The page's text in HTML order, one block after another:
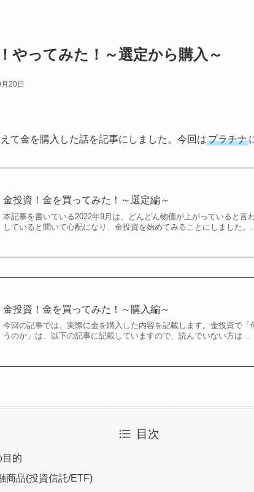
やってみた！～選定から購入～
20日
て金を購入した話を記事にしました。今回はプラチナ
金投資！金を買ってみた！～選定編～
本記事を書いている2022年9月は、どんどん物価が上がっていると言
していると聞いて心配になり、金投資を始めてみることにしました。…
金投資！金を買ってみた！～購入編～
今回の記事では、実際に金を購入した内容を記載します。金投資で
うのか」は、以下の記事に記載していますので、読んでいない方は…
目次
目的
品(投資信託/ETF)